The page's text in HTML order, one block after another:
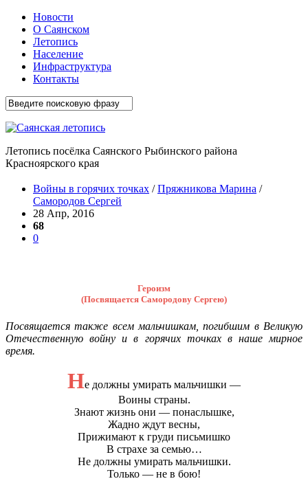
Новости
О Саянском
Летопись
Население
Инфраструктура
Контакты
Летопись посёлка Саянского Рыбинского района
Красноярского края
Войны в горячих точках /Пряжникова Марина /
Самородов Сергей
28 Апр, 2016
68
0
Героизм
(Посвящается Самородову Сергею)
Посвящается также всем мальчишкам, погибшим в Великую
Отечественную войну и в горячих точках в наше мирное
время.
Не должны умирать мальчишки —
Воины страны.
Знают жизнь они — понаслышке,
Жадно ждут весны,
Прижимают к груди письмишко
В страхе за семью…
Не должны умирать мальчишки.
Только — не в бою!